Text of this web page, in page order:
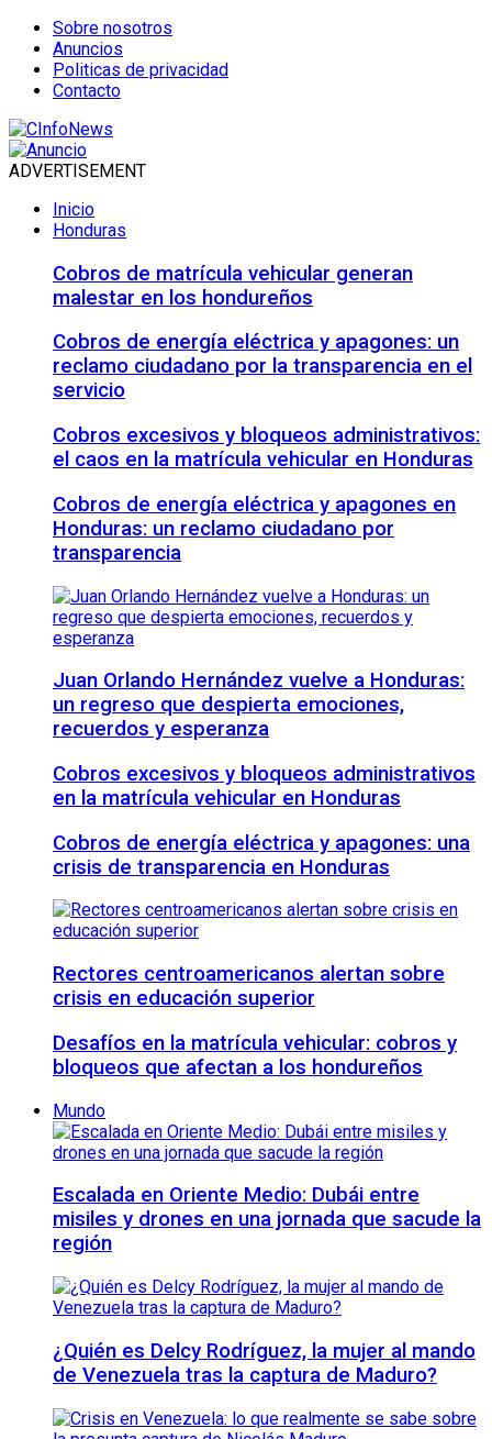
Sobre nosotros
Anuncios
Politicas de privacidad
Contacto
ADVERTISEMENT
Inicio
Honduras
Cobros de matrícula vehicular generan
malestar en los hondureños
Cobros de energía eléctrica y apagones: un
reclamo ciudadano por la transparencia en el
servicio
Cobros excesivos y bloqueos administrativos:
el caos en la matrícula vehicular en Honduras
Cobros de energía eléctrica y apagones en
Honduras: un reclamo ciudadano por
transparencia
Juan Orlando Hernández vuelve a Honduras:
un regreso que despierta emociones,
recuerdos y esperanza
Cobros excesivos y bloqueos administrativos
en la matrícula vehicular en Honduras
Cobros de energía eléctrica y apagones: una
crisis de transparencia en Honduras
Rectores centroamericanos alertan sobre
crisis en educación superior
Desafíos en la matrícula vehicular: cobros y
bloqueos que afectan a los hondureños
Mundo
Escalada en Oriente Medio: Dubái entre
misiles y drones en una jornada que sacude la
región
¿Quién es Delcy Rodríguez, la mujer al mando
de Venezuela tras la captura de Maduro?